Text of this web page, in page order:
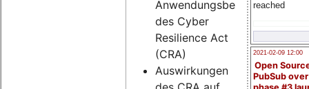
reached
2021-02-09 12:00
Open
PubSub
Anwendungsbereich
des Cyber
Resilience Act
(CRA)
Auswirkungen